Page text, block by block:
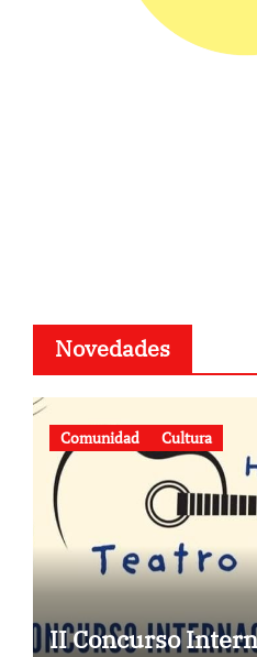
Novedades
Comunidad Cultura
II Concurso